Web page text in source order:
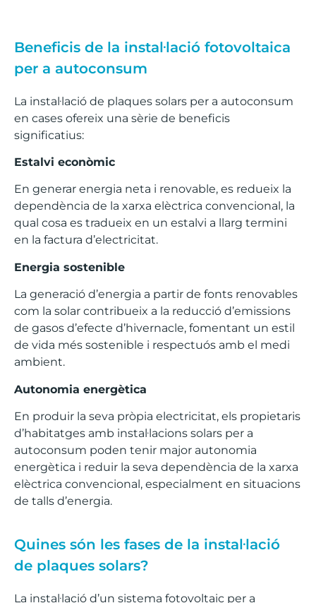
Beneficis de la instal·lació fotovoltaica
per a autoconsum
La instal·lació de plaques solars per a autoconsum
en cases ofereix una sèrie de beneficis
significatius:
Estalvi econòmic
En generar energia neta i renovable, es redueix la
dependència de la xarxa elèctrica convencional, la
qual cosa es tradueix en un estalvi a llarg termini
en la factura d’electricitat.
Energia sostenible
La generació d’energia a partir de fonts renovables
com la solar contribueix a la reducció d’emissions
de gasos d’efecte d’hivernacle, fomentant un estil
de vida més sostenible i respectuós amb el medi
ambient.
Autonomia energètica
En produir la seva pròpia electricitat, els propietaris
d’habitatges amb instal·lacions solars per a
autoconsum poden tenir major autonomia
energètica i reduir la seva dependència de la xarxa
elèctrica convencional, especialment en situacions
de talls d’energia.
Quines són les fases de la instal·lació
de plaques solars?
La instal·lació d’un sistema fotovoltaic per a